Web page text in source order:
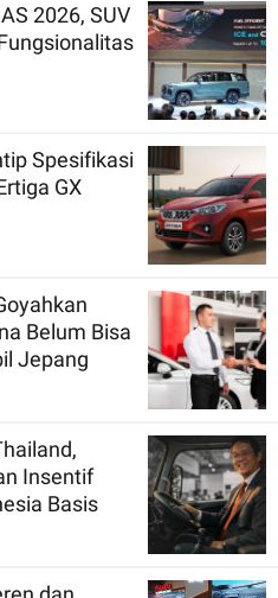
2026, SUV
Spesifikasi
GX
Belum Bisa
Jepang
Insentif
Basis